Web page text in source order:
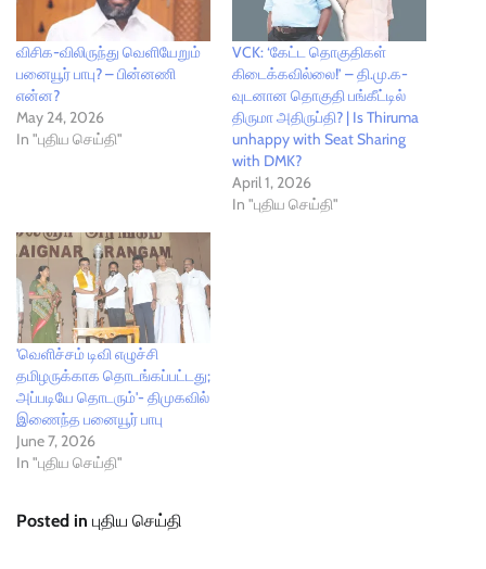
விசிக-விலிருந்து வெளியேறும்
பனையூர் பாபு? – பின்னணி
என்ன?
May 24, 2026
In "புதிய செய்தி"
VCK: ‘கேட்ட தொகுதிகள்
கிடைக்கவில்லை!’ – தி.மு.க-
வுடனான தொகுதி பங்கீட்டில்
திருமா அதிருப்தி? | Is Thiruma
unhappy with Seat Sharing
with DMK?
April 1, 2026
In "புதிய செய்தி"
'வெளிச்சம் டிவி எழுச்சி
தமிழருக்காக தொடங்கப்பட்டது;
அப்படியே தொடரும்'- திமுகவில்
இணைந்த பனையூர் பாபு
June 7, 2026
In "புதிய செய்தி"
Posted in புதிய செய்தி